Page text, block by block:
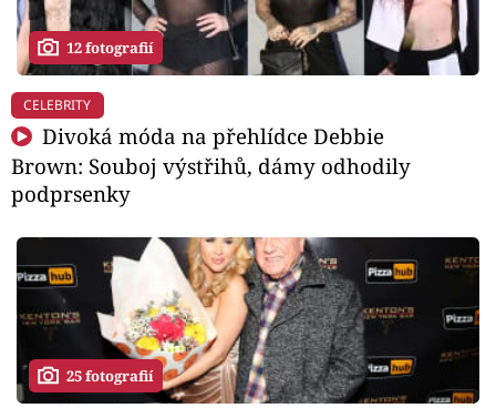
12 fotografií
CELEBRITY
Divoká móda na přehlídce Debbie
Brown: Souboj výstřihů, dámy odhodily
podprsenky
25 fotografií